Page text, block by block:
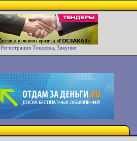
Регистрация Тендеры, Закупки